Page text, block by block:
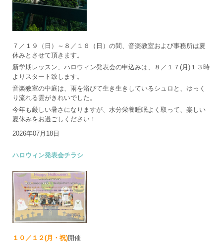
７／１９（日）～８／１６（日）の間、音楽教室および事務所は夏
休みとさせて頂きます。
新学期レッスン、ハロウィン発表会の申込みは、８／１７(月)１３時
よりスタート致します。
音楽教室の中庭は、雨を浴びて生き生きしているシュロと、ゆっく
り流れる雲がきれいでした。
今年も厳しい暑さになりますが、水分栄養睡眠よく取って、楽しい
夏休みをお過ごしください！
2026年07月18日
ハロウィン発表会チラシ
１０／１２(月・祝)開催